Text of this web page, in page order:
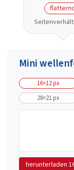
Mini
16×12 px
28×21 px
herunterladen